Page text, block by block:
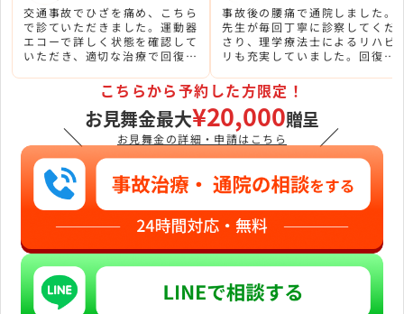
交通事故でひざを痛め、こちら
で診ていただきました。運動器
エコーで詳しく状態を確認して
いただき、適切な治療で回復で
ターが診てくれる安心感があり
事故後の腰痛で通院しました。
先生が毎回丁寧に診察してくだ
さり、理学療法士によるリハビ
リも充実していました。回復経
助かりました。
＼
こちらから予約した方限定！
お見舞金最大¥20,000贈呈
お見舞金の詳細・申請はこちら ／